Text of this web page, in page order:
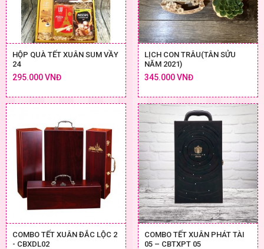
HỘP QUÀ TẾT XUÂN SUM VẦY
24
295.000 VNĐ
LỊCH CON TRÂU(TÂN SỬU
NĂM 2021)
345.000 VNĐ
COMBO TẾT XUÂN ĐẮC LỘC 2
- CBXDL02
COMBO TẾT XUÂN PHÁT TÀI
05 – CBTXPT 05